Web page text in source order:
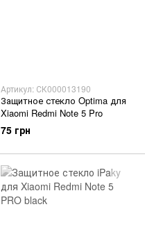
Артикул: СК000013190
Защитное стекло Optima для
Xiaomi Redmi Note 5 Pro
75 грн